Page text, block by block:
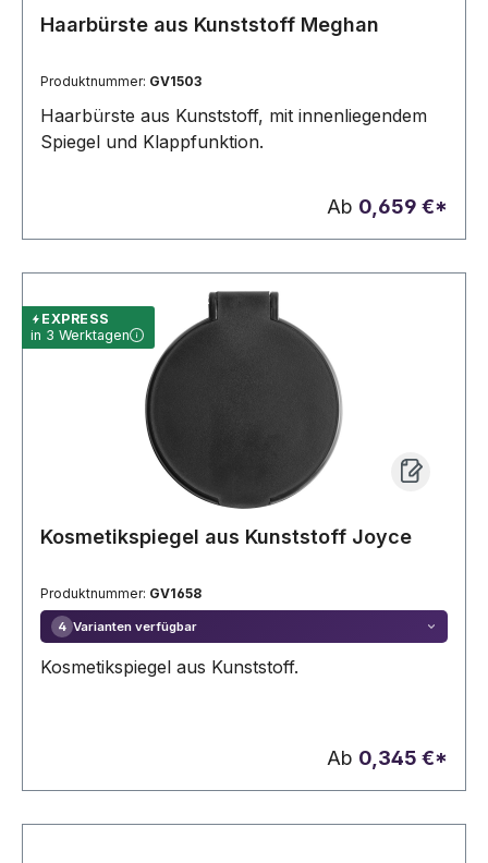
Haarbürste aus Kunststoff Meghan
Produktnummer: GV1503
Haarbürste aus Kunststoff, mit innenliegendem
Spiegel und Klappfunktion.
Ab 0,659 €*
EXPRESS
in 3 Werktagen
Kosmetikspiegel aus Kunststoff Joyce
Produktnummer: GV1658
4 Varianten verfügbar
Kosmetikspiegel aus Kunststoff.
Ab 0,345 €*